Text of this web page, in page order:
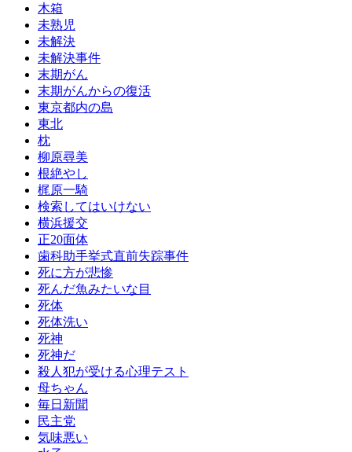
木箱
未熟児
未解決
未解決事件
末期がん
末期がんからの復活
東京都内の島
東北
枕
柳原尋美
根絶やし
梶原一騎
検索してはいけない
横浜援交
正20面体
歯科助手挙式直前失踪事件
死に方が悲惨
死んだ魚みたいな目
死体
死体洗い
死神
死神だ
殺人犯が受ける心理テスト
母ちゃん
毎日新聞
民主党
気味悪い